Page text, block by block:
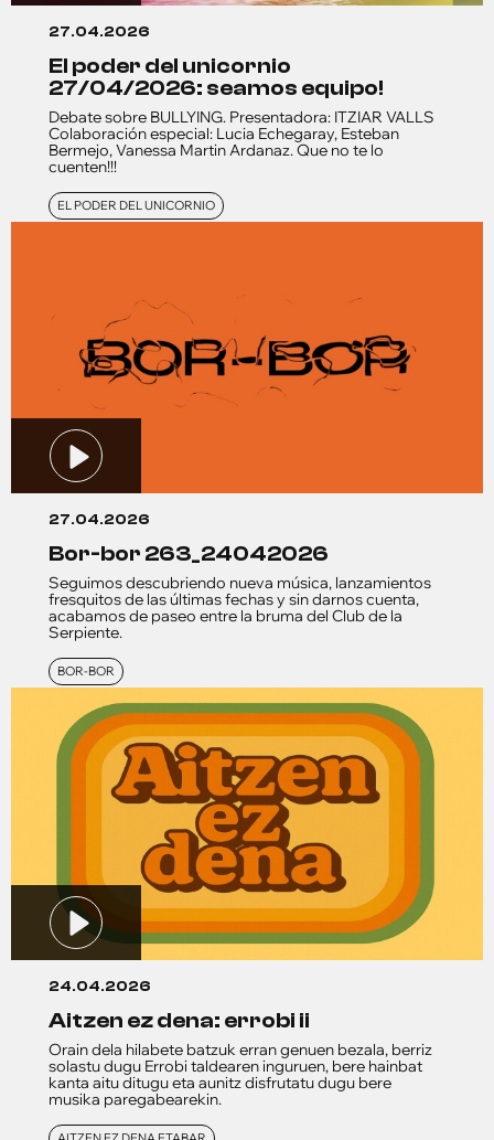
27.04.2026
el poder del unicornio
27/04/2026: seamos equipo!
Debate sobre BULLYING. Presentadora: ITZIAR VALLS
Colaboración especial: Lucia Echegaray, Esteban
Bermejo, Vanessa Martin Ardanaz. Que no te lo
cuenten!!!
EL PODER DEL UNICORNIO
27.04.2026
bor-bor 263_24042026
Seguimos descubriendo nueva música, lanzamientos
fresquitos de las últimas fechas y sin darnos cuenta,
acabamos de paseo entre la bruma del Club de la
Serpiente.
BOR-BOR
24.04.2026
aitzen ez dena: errobi ii
Orain dela hilabete batzuk erran genuen bezala, berriz
solastu dugu Errobi taldearen inguruen, bere hainbat
kanta aitu ditugu eta aunitz disfrutatu dugu bere
musika paregabearekin.